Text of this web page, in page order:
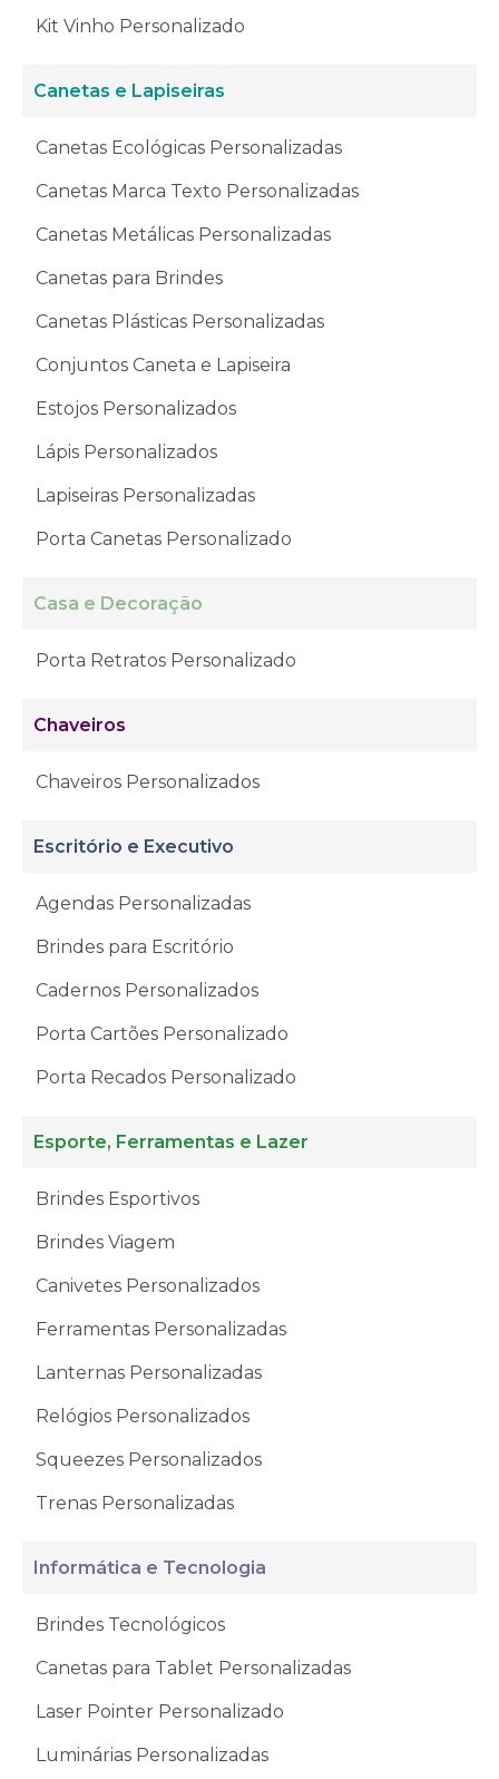
Kit Vinho Personalizado
Canetas e Lapiseiras
Canetas Ecológicas Personalizadas
Canetas Marca Texto Personalizadas
Canetas Metálicas Personalizadas
Canetas para Brindes
Canetas Plásticas Personalizadas
Conjuntos Caneta e Lapiseira
Estojos Personalizados
Lápis Personalizados
Lapiseiras Personalizadas
Porta Canetas Personalizado
Casa e Decoração
Porta Retratos Personalizado
Chaveiros
Chaveiros Personalizados
Escritório e Executivo
Agendas Personalizadas
Brindes para Escritório
Cadernos Personalizados
Porta Cartões Personalizado
Porta Recados Personalizado
Esporte, Ferramentas e Lazer
Brindes Esportivos
Brindes Viagem
Canivetes Personalizados
Ferramentas Personalizadas
Lanternas Personalizadas
Relógios Personalizados
Squeezes Personalizados
Trenas Personalizadas
Informática e Tecnologia
Brindes Tecnológicos
Canetas para Tablet Personalizadas
Laser Pointer Personalizado
Luminárias Personalizadas